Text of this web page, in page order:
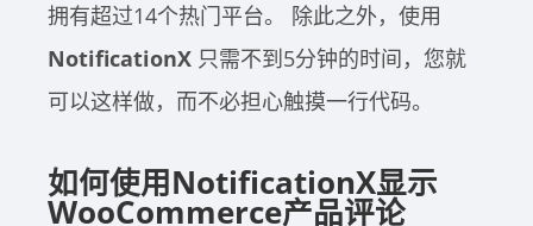
拥有超过14个热门平台。 除此之外，使用
NotificationX 只需不到5分钟的时间，您就
可以这样做，而不必担心触摸一行代码。
如何使用NotificationX显示
WooCommerce产品评论